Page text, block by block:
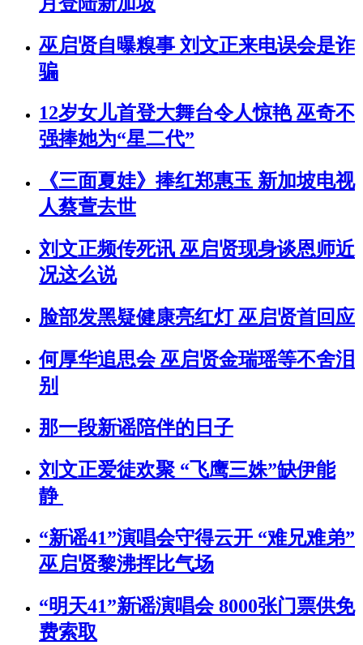
巫启贤自曝糗事 刘文正来电误会是诈
骗
12岁女儿首登大舞台令人惊艳 巫奇不
强捧她为“星二代”
《三面夏娃》捧红郑惠玉 新加坡电视
人蔡萱去世
刘文正频传死讯 巫启贤现身谈恩师近
况这么说
脸部发黑疑健康亮红灯 巫启贤首回应
何厚华追思会 巫启贤金瑞瑶等不舍泪
别
那一段新谣陪伴的日子
刘文正爱徒欢聚 “飞鹰三姝”缺伊能
静
“新谣41”演唱会守得云开 “难兄难弟”
巫启贤黎沸挥比气场
“明天41”新谣演唱会 8000张门票供免
费索取